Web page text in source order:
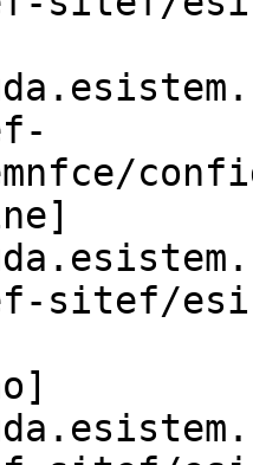
sitef/